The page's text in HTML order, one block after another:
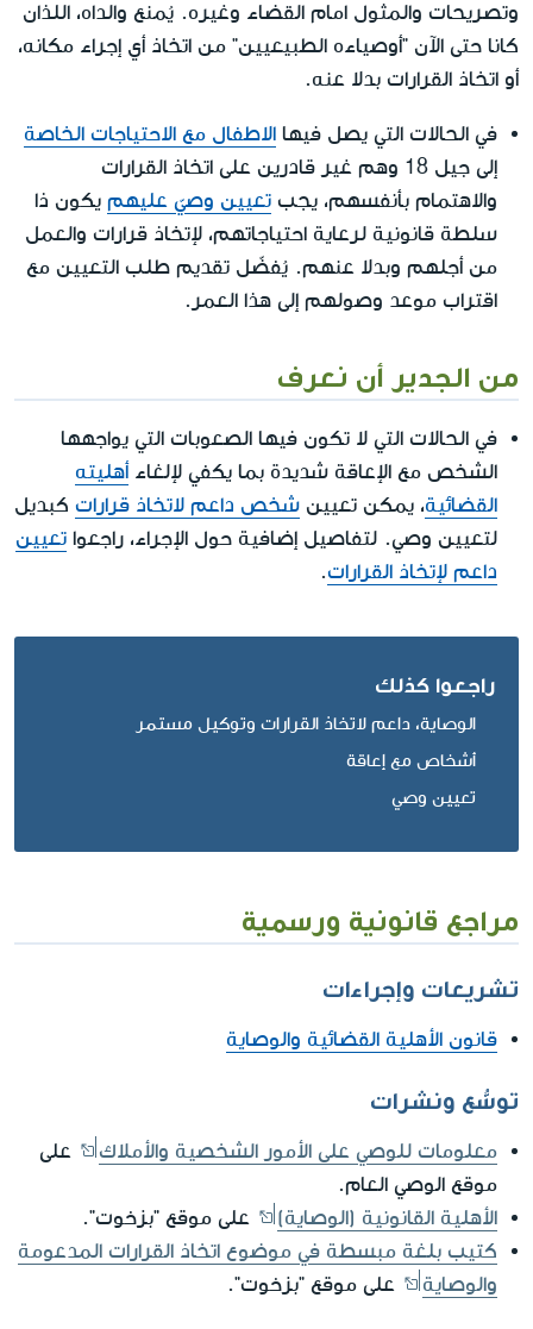
وتصريحات والمثول امام القضاء وغيره. يُمنع والداه، اللذان
كانا حتى الآن "أوصياءه الطبيعيين" من اتخاذ أي إجراء مكانه،
أو اتخاذ القرارات بدلا عنه.
في الحالات التي يصل فيها الاطفال مع الاحتياجات الخاصة
إلى جيل 18 وهم غير قادرين على اتخاذ القرارات
والاهتمام بأنفسهم، يجب تعيين وصيّ عليهم يكون ذا
سلطة قانونية لرعاية احتياجاتهم، لإتخاذ قرارات والعمل
من أجلهم وبدلا عنهم. يُفضّل تقديم طلب التعيين مع
اقتراب موعد وصولهم إلى هذا العمر.
من الجدير أن نعرف
في الحالات التي لا تكون فيها الصعوبات التي يواجهها
الشخص مع الإعاقة شديدة بما يكفي لإلغاءأهليته
القضائية، يمكن تعيين شخص داعم لاتخاذ قرارات كبديل
لتعيين وصي. لتفاصيل إضافية حول الإجراء، راجعوا تعيين
داعم لإتخاذ القرارات.
راجعوا كذلك
الوصاية، داعم لاتخاذ القرارات وتوكيل مستمر
أشخاص مع إعاقة
تعيين وصي
مراجع قانونية ورسمية
تشريعات وإجراءات
قانون الأهلية القضائية والوصاية
توسُّع ونشرات
معلومات للوصي على الأمور الشخصية والأملاك
على
موقع الوصي العام.
الأهلية القانونية (الوصاية)
على موقع "بزخوت".
كتيب بلغة مبسطة في موضوع اتخاذ القرارات المدعومة
والوصاية
على موقع "بزخوت".